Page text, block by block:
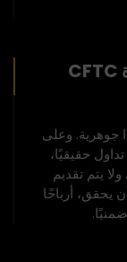
الإفصاح عن الأداء الافتراضي – قاعدة CFTC
جوهرية. وعلى
حقيقيًا،
يتم تقديم
يحقق، أرباحًا